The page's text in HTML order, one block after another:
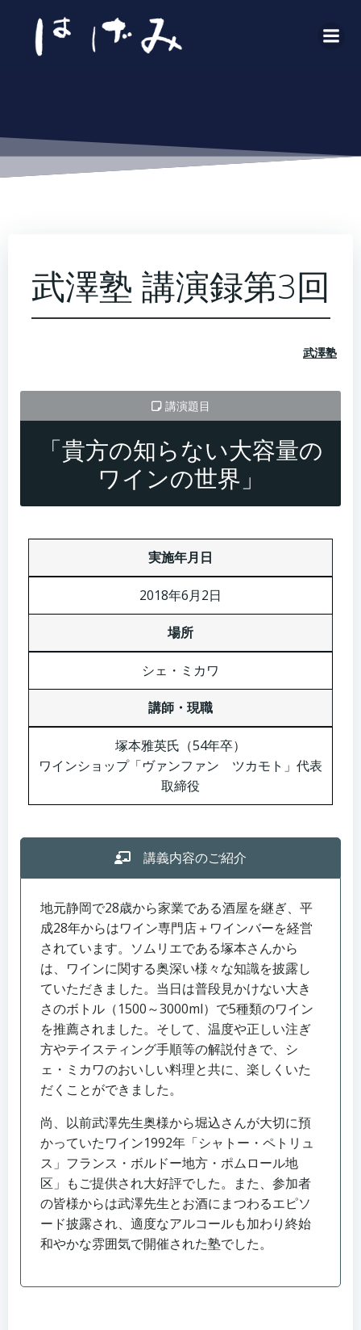
テ
キ
ッ
武澤塾 講演録第3回
武澤塾
講演題目
「貴方の知らない大容量の
ワインの世界」
実施年月日
2018年6月2日
場所
シェ・ミカワ
講師・現職
塚本雅英氏（54年卒）
ワインショップ「ヴァンファン ツカモト」代表
取締役
講義内容のご紹介
地元静岡で28歳から家業である酒屋を継ぎ、平
成28年からはワイン専門店＋ワインバーを経営
されています。ソムリエである塚本さんから
は、ワインに関する奥深い様々な知識を披露し
ていただきました。当日は普段見かけない大き
さのボトル（1500～3000ml）で5種類のワイン
を推薦されました。そして、温度や正しい注ぎ
方やテイスティング手順等の解説付きで、シ
ェ・ミカワのおいしい料理と共に、楽しくいた
だくことができました。
尚、以前武澤先生奥様から堀込さんが大切に預
かっていたワイン1992年「シャトー・ペトリュ
ス」フランス・ボルドー地方・ポムロール地
区」もご提供され大好評でした。また、参加者
の皆様からは武澤先生とお酒にまつわるエピソ
ード披露され、適度なアルコールも加わり終始
和やかな雰囲気で開催された塾でした。